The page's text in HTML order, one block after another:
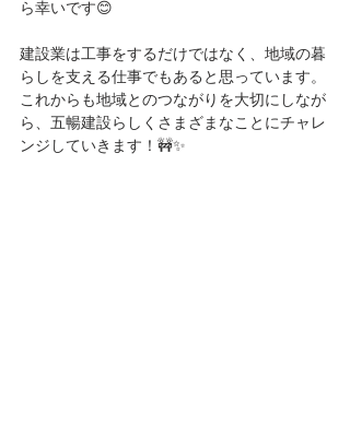
ら幸いです😊
建設業は工事をするだけではなく、地域の暮
らしを支える仕事でもあると思っています。
これからも地域とのつながりを大切にしなが
ら、五暢建設らしくさまざまなことにチャレ
ンジしていきます！🚧✨